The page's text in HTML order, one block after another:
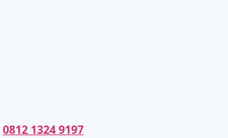
0812 1324 9197